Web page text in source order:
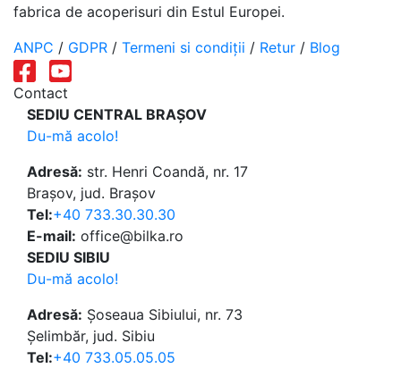
fabrica de acoperisuri din Estul Europei.
ANPC / GDPR / Termeni si condiții / Retur / Blog
Contact
SEDIU CENTRAL BRAȘOV
Du-mă acolo!
Adresă: str. Henri Coandă, nr. 17
Brașov, jud. Brașov
Tel:+40 733.30.30.30
E-mail: office@bilka.ro
SEDIU SIBIU
Du-mă acolo!
Adresă: Șoseaua Sibiului, nr. 73
Șelimbăr, jud. Sibiu
Tel:+40 733.05.05.05